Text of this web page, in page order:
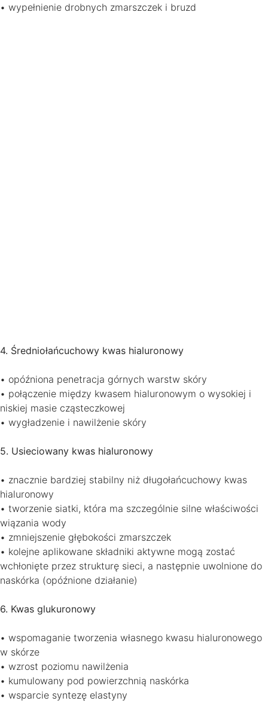
• wypełnienie drobnych zmarszczek i bruzd
4. Średniołańcuchowy kwas hialuronowy
• opóźniona penetracja górnych warstw skóry
• połączenie między kwasem hialuronowym o wysokiej i
niskiej masie cząsteczkowej
• wygładzenie i nawilżenie skóry
5. Usieciowany kwas hialuronowy
• znacznie bardziej stabilny niż długołańcuchowy kwas
hialuronowy
• tworzenie siatki, która ma szczególnie silne właściwości
wiązania wody
• zmniejszenie głębokości zmarszczek
• kolejne aplikowane składniki aktywne mogą zostać
wchłonięte przez strukturę sieci, a następnie uwolnione do
naskórka (opóźnione działanie)
6. Kwas glukuronowy
• wspomaganie tworzenia własnego kwasu hialuronowego
w skórze
• wzrost poziomu nawilżenia
• kumulowany pod powierzchnią naskórka
• wsparcie syntezę elastyny